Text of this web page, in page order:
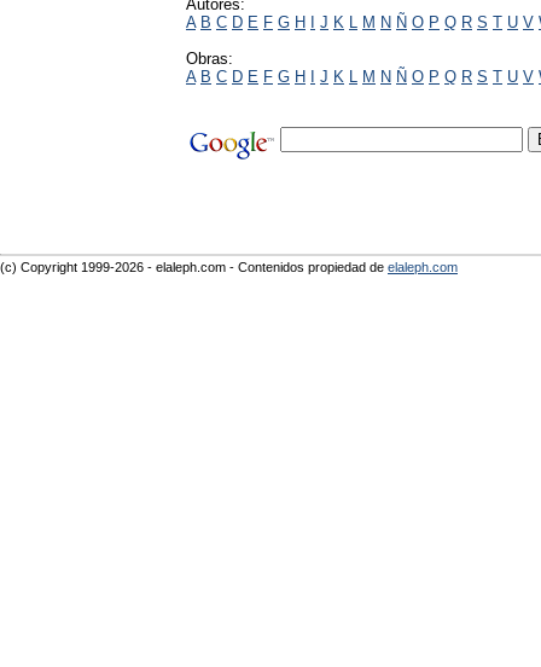
Autores:
A B C D E F G H I J K L M N Ñ O P Q R S T U V
Obras:
A B C D E F G H I J K L M N Ñ O P Q R S T U V
(c) Copyright 1999-2026 - elaleph.com - Contenidos propiedad de elaleph.com